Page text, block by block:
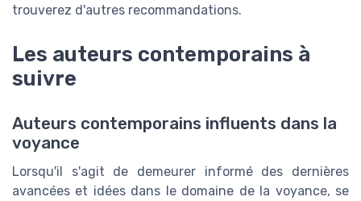
trouverez d'autres recommandations.
Les auteurs contemporains à
suivre
Auteurs contemporains influents dans la
voyance
Lorsqu'il s'agit de demeurer informé des dernières
avancées et idées dans le domaine de la voyance, se